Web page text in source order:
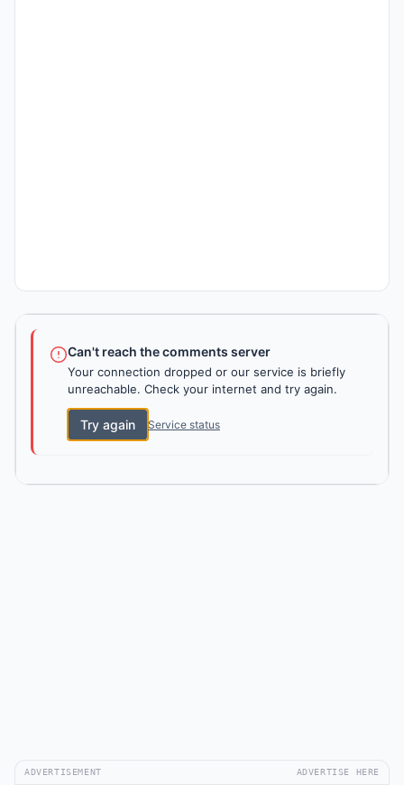
Can't reach the comments server
Your connection dropped or our service is briefly
unreachable. Check your internet and try again.
Try again Service status
ADVERTISEMENT ADVERTISE HERE